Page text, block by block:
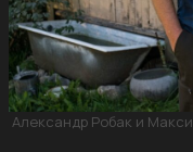
Александр Робак и